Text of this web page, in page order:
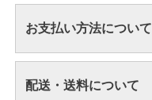
お支払い方法について
配送・送料について